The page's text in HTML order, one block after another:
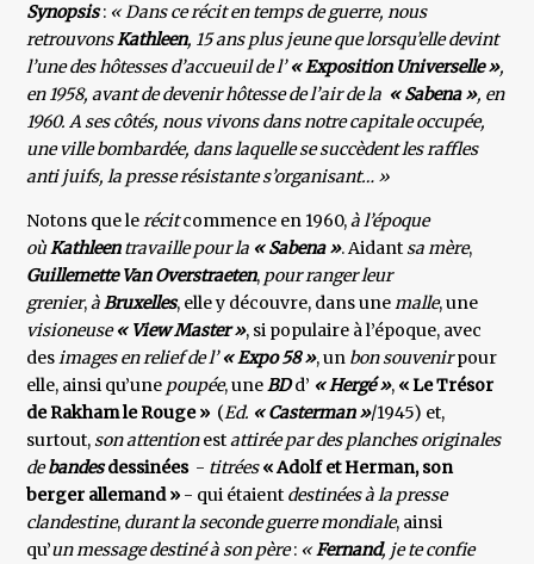
Synopsis: « Dans ce récit en temps de guerre, nous
retrouvonsKathleen, 15 ans plus jeune que lorsqu’elle devint
l’une des hôtesses d’accueuil de l’« Exposition Universelle »,
en 1958, avant de devenir hôtesse de l’air de la « Sabena », en
1960. A ses côtés, nous vivons dans notre capitale occupée,
une ville bombardée, dans laquelle se succèdent les raffles
anti juifs, la presse résistante s’organisant… »
Notons que lerécitcommence en 1960,à l’époque
oùKathleentravaille pour la « Sabena ». Aidantsa mère,
Guillemette Van Overstraeten, pour ranger leur
grenier,àBruxelles, elle y découvre, dans unemalle, une
visioneuse« View Master », si populaire à l’époque, avec
desimages en relief de l’« Expo 58 », un bon souvenirpour
elle, ainsi qu’une poupée, uneBDd’ « Hergé », « Le Trésor
de Rakham le Rouge » (Ed. « Casterman »/1945) et,
surtout,son attentionestattirée par des planches originales
debandesdessinées- titrées« Adolf et Herman, son
berger allemand » - qui étaient destinées à la presse
clandestine, durant la seconde guerre mondiale, ainsi
qu’un message destiné à son père: «Fernand, je te confie